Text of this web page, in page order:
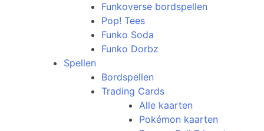
Funkoverse bordspellen
Pop! Tees
Funko Soda
Funko Dorbz
Spellen
Bordspellen
Trading Cards
Alle kaarten
Pokémon kaarten